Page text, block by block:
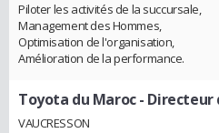
Piloter les activités de la succursale,
Management des Hommes,
Optimisation de l'organisation,
Amélioration de la performance.
Toyota du Maroc- Directeur
VAUCRESSON